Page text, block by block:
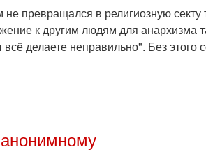
превращался в религиозную
к другим людям для
делаете неправильно". Без этого